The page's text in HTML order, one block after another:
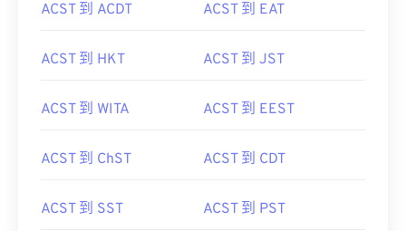
ACST 到 ACDT ACST 到 EAT
ACST 到 HKT ACST 到 JST
ACST 到 WITA ACST 到 EEST
ACST 到 ChST ACST 到 CDT
ACST 到 SST ACST 到 PST